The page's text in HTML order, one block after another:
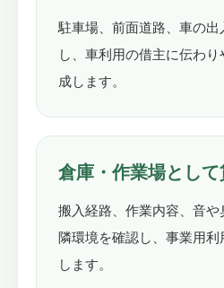
駐車場、前面道路、車の
し、車利用の借主に伝わ
成します。
倉庫・作業場とし
搬入経路、作業内容、音
隣環境を確認し、事業用
します。